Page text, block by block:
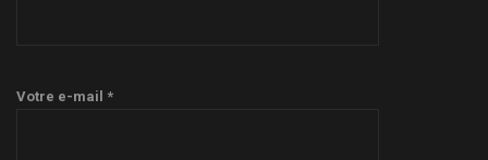
Votre e-mail *